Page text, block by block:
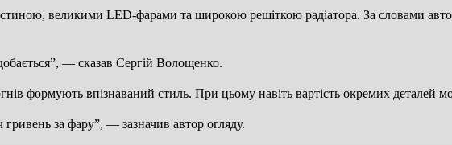
великими LED-фарами та широкою решіткою радіатора. За словами
— сказав Сергій Волощенко.
формують впізнаваний стиль. При цьому навіть вартість окремих деталей
за фару”, — зазначив автор огляду.